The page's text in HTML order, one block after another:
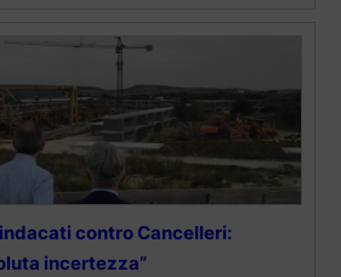
contro Cancelleri:
incertezza”